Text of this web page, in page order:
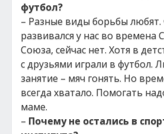
футбол?
– Разные виды борьбы любят.
развивался у нас во времена
Союза, сейчас нет. Хотя в
с друзьями играли в футбол.
занятие – мяч гонять. Но
всегда хватало. Помогать
маме.
– Почему не остались в